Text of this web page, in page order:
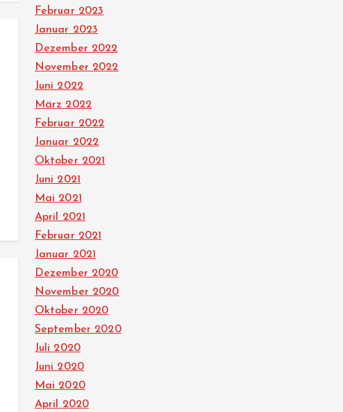
Februar 2023
Januar 2023
Dezember 2022
November 2022
Juni 2022
März 2022
Februar 2022
Januar 2022
Oktober 2021
Juni 2021
Mai 2021
April 2021
Februar 2021
Januar 2021
Dezember 2020
November 2020
Oktober 2020
September 2020
Juli 2020
Juni 2020
Mai 2020
April 2020